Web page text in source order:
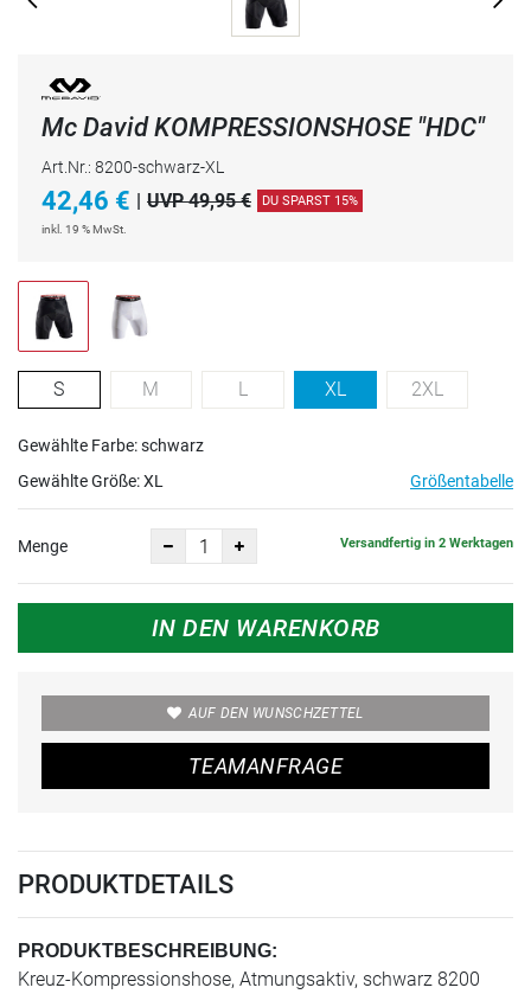
Mc David KOMPRESSIONSHOSE "HDC"
Art.Nr.: 8200-schwarz-XL
42,46 € | UVP 49,95 € DU SPARST 15%
inkl. 19 % MwSt.
S M L XL 2XL
Gewählte Farbe: schwarz
Gewählte Größe:XL Größentabelle
Menge Versandfertig in 2 Werktagen
IN DEN WARENKORB
AUF DEN WUNSCHZETTEL
TEAMANFRAGE
PRODUKTDETAILS
PRODUKTBESCHREIBUNG:
Kreuz-Kompressionshose, Atmungsaktiv, schwarz 8200